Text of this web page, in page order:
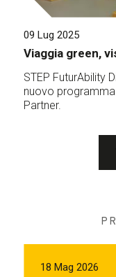
09 Lug 2025
Viaggia green,
STEP FuturAbility
nuovo
Partner.
18 Mag 2026